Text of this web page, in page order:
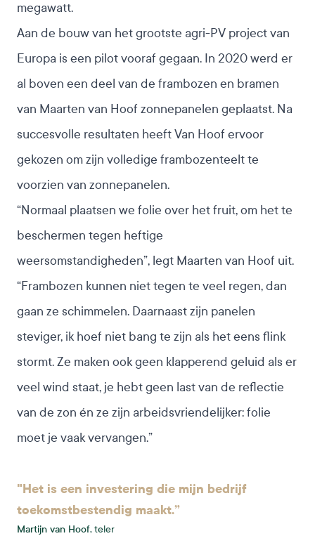
megawatt.
Aan de bouw van het grootste agri-PV project van
Europa is een pilot vooraf gegaan. In 2020 werd er
al boven een deel van de frambozen en bramen
van Maarten van Hoof zonnepanelen geplaatst. Na
succesvolle resultaten heeft Van Hoof ervoor
gekozen om zijn volledige frambozenteelt te
voorzien van zonnepanelen.
“Normaal plaatsen we folie over het fruit, om het te
beschermen tegen heftige
weersomstandigheden”, legt Maarten van Hoof uit.
“Frambozen kunnen niet tegen te veel regen, dan
gaan ze schimmelen. Daarnaast zijn panelen
steviger, ik hoef niet bang te zijn als het eens flink
stormt. Ze maken ook geen klapperend geluid als er
veel wind staat, je hebt geen last van de reflectie
van de zon én ze zijn arbeidsvriendelijker: folie
moet je vaak vervangen.”
"Het is een investering die mijn bedrijf
toekomstbestendig maakt.”
Martijn van Hoof,teler